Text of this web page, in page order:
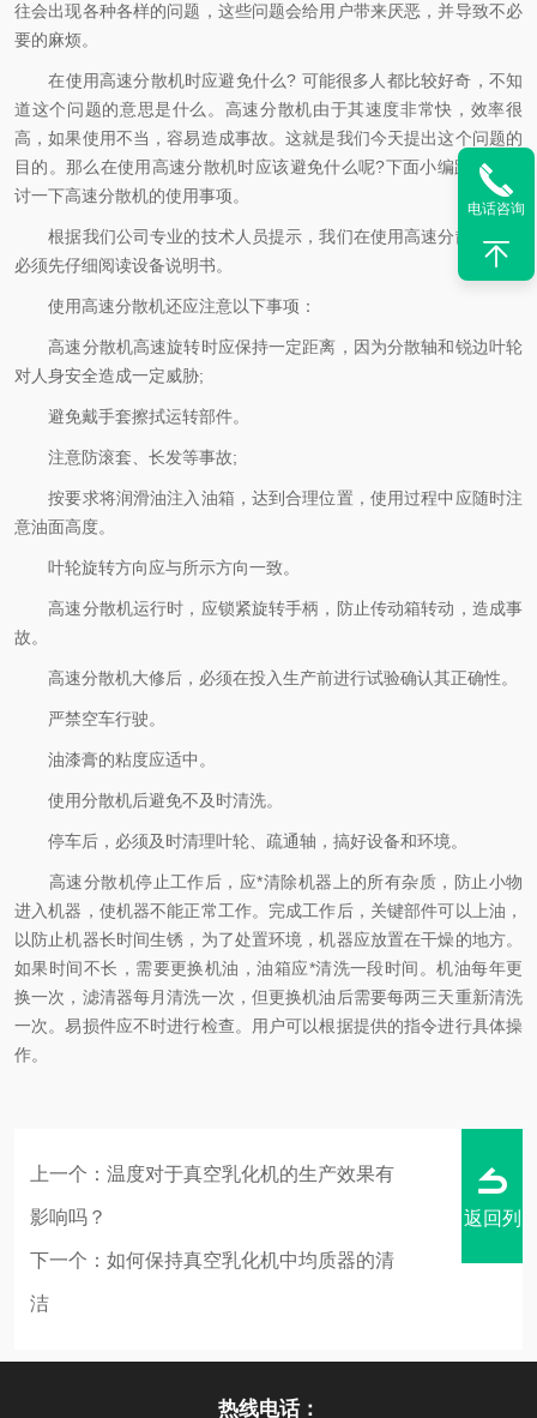
往会出现各种各样的问题，这些问题会给用户带来厌恶，并导致不必
要的麻烦。
在使用高速分散机时应避免什么? 可能很多人都比较好奇，不知
道这个问题的意思是什么。高速分散机由于其速度非常快，效率很
高，如果使用不当，容易造成事故。这就是我们今天提出这个问题的
目的。那么在使用高速分散机时应该避免什么呢?下面小编跟大家探
讨一下高速分散机的使用事项。
根据我们公司专业的技术人员提示，我们在使用高速分散机时，
必须先仔细阅读设备说明书。
使用高速分散机还应注意以下事项：
高速分散机高速旋转时应保持一定距离，因为分散轴和锐边叶轮
对人身安全造成一定威胁;
避免戴手套擦拭运转部件。
注意防滚套、长发等事故;
按要求将润滑油注入油箱，达到合理位置，使用过程中应随时注
意油面高度。
叶轮旋转方向应与所示方向一致。
高速分散机运行时，应锁紧旋转手柄，防止传动箱转动，造成事
故。
高速分散机大修后，必须在投入生产前进行试验确认其正确性。
严禁空车行驶。
油漆膏的粘度应适中。
使用分散机后避免不及时清洗。
停车后，必须及时清理叶轮、疏通轴，搞好设备和环境。
高速分散机停止工作后，应*清除机器上的所有杂质，防止小物
进入机器，使机器不能正常工作。完成工作后，关键部件可以上油，
以防止机器长时间生锈，为了处置环境，机器应放置在干燥的地方。
如果时间不长，需要更换机油，油箱应*清洗一段时间。机油每年更
换一次，滤清器每月清洗一次，但更换机油后需要每两三天重新清洗
一次。易损件应不时进行检查。用户可以根据提供的指令进行具体操
作。
上一个： 温度对于真空乳化机的生产效果有
影响吗？
下一个： 如何保持真空乳化机中均质器的清
洁
返回列
热线电话：
电话咨询